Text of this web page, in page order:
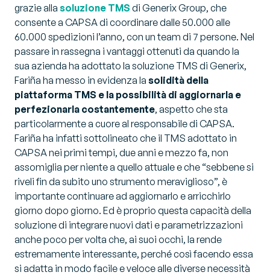
grazie alla soluzione TMS di Generix Group, che
consente a CAPSA di coordinare dalle 50.000 alle
60.000 spedizioni l’anno, con un team di 7 persone. Nel
passare in rassegna i vantaggi ottenuti da quando la
sua azienda ha adottato la soluzione TMS di Generix,
Fariña ha messo in evidenza la solidità della
piattaforma TMS e la possibilità di aggiornarla e
perfezionarla costantemente, aspetto che sta
particolarmente a cuore al responsabile di CAPSA.
Fariña ha infatti sottolineato che il TMS adottato in
CAPSA nei primi tempi, due anni e mezzo fa, non
assomiglia per niente a quello attuale e che “sebbene si
riveli fin da subito uno strumento meraviglioso”, è
importante continuare ad aggiornarlo e arricchirlo
giorno dopo giorno. Ed è proprio questa capacità della
soluzione di integrare nuovi dati e parametrizzazioni
anche poco per volta che, ai suoi occhi, la rende
estremamente interessante, perché così facendo essa
si adatta in modo facile e veloce alle diverse necessità